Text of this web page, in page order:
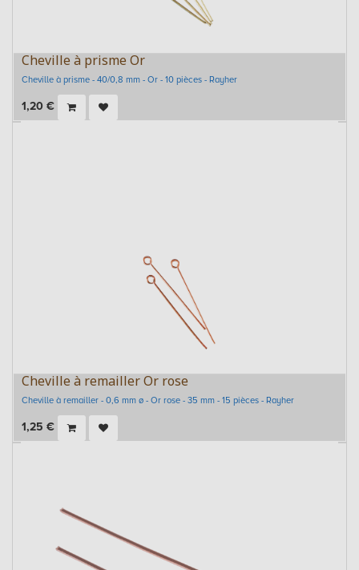
Cheville à prisme Or
Cheville à prisme - 40/0,8 mm - Or - 10 pièces - Rayher
1,20 €
Cheville à remailler Or rose
Cheville à remailler - 0,6 mm ø - Or rose - 35 mm - 15 pièces - Rayher
1,25 €